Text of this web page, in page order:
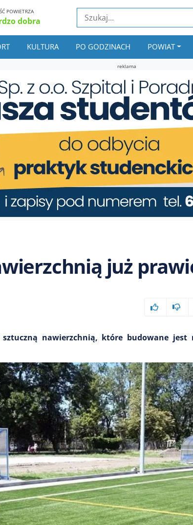
POWIETRZA
dobra
KULTURA PO GODZINACH POWIAT
reklama
już
nawierzchnią, które budowane